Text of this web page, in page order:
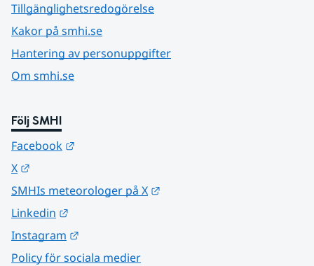
Tillgänglighetsredogörelse
Kakor på smhi.se
Hantering av personuppgifter
Om smhi.se
Följ SMHI
Facebook
X
SMHIs meteorologer på X
Linkedin
Instagram
Policy för sociala medier